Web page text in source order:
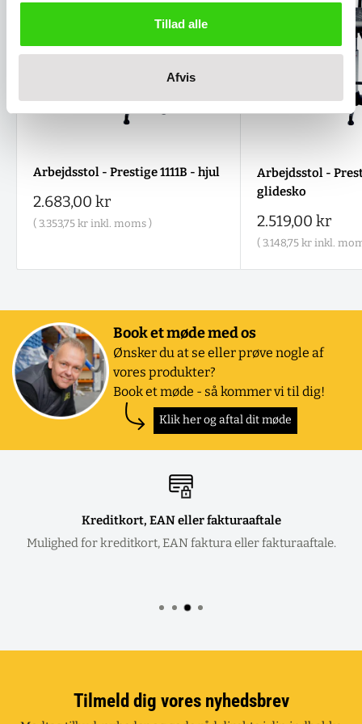
Tillad alle
Afvis
Arbejdsstol - Prestige 1111B - hjul
Salgspris
2.683,00 kr
( 3.353,75 kr inkl. moms )
Arbejdsstol -
glidesko
Salgspris
2.519,00 kr
( 3.148,75 krinkl.
Book et møde med os
Ønsker du at se eller prøve nogle af
vores produkter?
Book et møde - så kommer vi til dig!
Klik her og aftal dit møde
Kreditkort, EAN eller fakturaaftale
Mulighed for kreditkort, EAN faktura eller fakturaaftale.
Tilmeld dig vores nyhedsbrev